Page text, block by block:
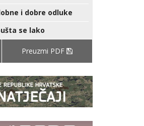
i dobre odluke
se lako
Preuzmi PDF